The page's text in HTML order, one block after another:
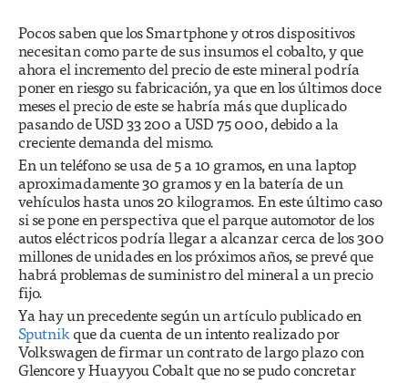
Pocos saben que los Smartphone y otros dispositivos
necesitan como parte de sus insumos el cobalto, y que
ahora el incremento del precio de este mineral podría
poner en riesgo su fabricación, ya que en los últimos doce
meses el precio de este se habría más que duplicado
pasando de USD 33 200 a USD 75 000, debido a la
creciente demanda del mismo.
En un teléfono se usa de 5 a 10 gramos, en una laptop
aproximadamente 30 gramos y en la batería de un
vehículos hasta unos 20 kilogramos. En este último caso
si se pone en perspectiva que el parque automotor de los
autos eléctricos podría llegar a alcanzar cerca de los 300
millones de unidades en los próximos años, se prevé que
habrá problemas de suministro del mineral a un precio
fijo.
Ya hay un precedente según un artículo publicado en
Sputnikque da cuenta de un intento realizado por
Volkswagen de firmar un contrato de largo plazo con
Glencore y Huayyou Cobalt que no se pudo concretar